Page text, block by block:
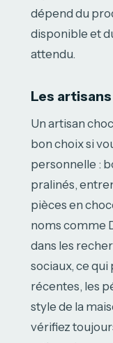
dépend du
disponible et
attendu.
Les
Un artisan
bon choix si
personnelle :
pralinés,
pièces en
noms comme
dans les
sociaux, ce
récentes, les
style de la
vérifiez